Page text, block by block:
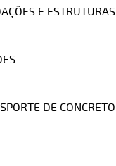
E ESTRUTURAS
DE CONCRETO